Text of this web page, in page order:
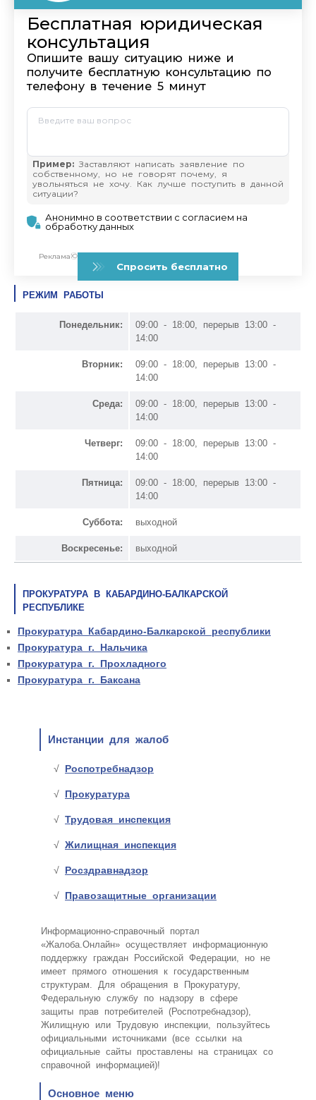
РЕЖИМ РАБОТЫ
Понедельник:
09:00 - 18:00, перерыв 13:00 -
14:00
Вторник:
09:00 - 18:00, перерыв 13:00 -
14:00
Среда:
09:00 - 18:00, перерыв 13:00 -
14:00
Четверг:
09:00 - 18:00, перерыв 13:00 -
14:00
Пятница:
09:00 - 18:00, перерыв 13:00 -
14:00
Суббота: выходной
Воскресенье: выходной
ПРОКУРАТУРА В КАБАРДИНО-БАЛКАРСКОЙ
РЕСПУБЛИКЕ
Прокуратура Кабардино-Балкарской республики
Прокуратура г. Нальчика
Прокуратура г. Прохладного
Прокуратура г. Баксана
Инстанции для жалоб
Роспотребнадзор
Прокуратура
Трудовая инспекция
Жилищная инспекция
Росздравнадзор
Правозащитные организации
Информационно-справочный портал
«Жалоба.Онлайн» осуществляет информационную
поддержку граждан Российской Федерации, но не
имеет прямого отношения к государственным
структурам. Для обращения в Прокуратуру,
Федеральную службу по надзору в сфере
защиты прав потребителей (Роспотребнадзор),
Жилищную или Трудовую инспекции, пользуйтесь
официальными источниками (все ссылки на
официальные сайты проставлены на страницах со
справочной информацией)!
Основное меню